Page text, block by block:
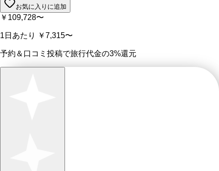
お気に入りに追加
￥109,728〜
1日あたり ￥7,315〜
予約＆口コミ投稿で旅行代金の3%還元